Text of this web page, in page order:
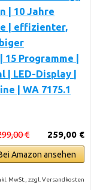
| 10 Jahre
| effizienter,
Programme |
LED-Display |
| WA 7175.1
259,00 €
€
Amazon ansehen
MwSt., zzgl. Versandkosten